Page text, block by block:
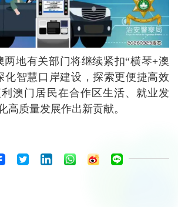
有关部门将继续紧扣“横琴+澳
化智慧口岸建设，探索更便捷高效
澳门居民在合作区生活、就业发
高质量发展作出新贡献。